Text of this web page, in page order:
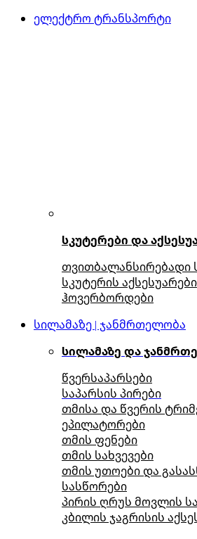
ელექტრო ტრანსპორტი
სკუტერები და
თვითბალანსირებადი
სკუტერის აქსესუარები
ჰოვერბორდები
სილამაზე | ჯანმრთელობა
სილამაზე და
წვერსაპარსები
საპარსის პირები
თმისა და წვერის
ეპილატორები
თმის ფენები
თმის სახვევები
თმის უთოები და
სასწორები
პირის ღრუს მოვლის
კბილის ჯაგრისის